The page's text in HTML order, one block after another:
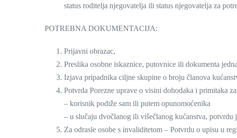
status roditelja njegovatelja ili status njegovatelja za
POTREBNA DOKUMENTACIJA:
Prijavni obrazac,
Preslika osobne iskaznice, putovnice ili dokumenta
Izjava pripadnika ciljne skupine o broju članova
Potvrda Porezne uprave o visini dohodaka i primitaka
– korisnik podiže sam ili putem opunomoćenika
– u slučaju dvočlanog ili višečlanog kućanstva, potvrdu
Za odrasle osobe s invaliditetom – Potvrdu o upisu u